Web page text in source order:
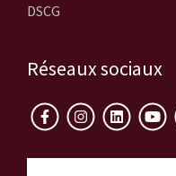
DSCG
Réseaux sociaux